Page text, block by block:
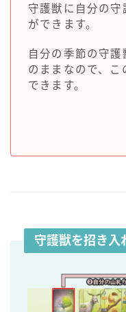
守護獣に自分の守
ができます。
自分の季節の守
のままなので、こ
できます。
守護獣を招き入